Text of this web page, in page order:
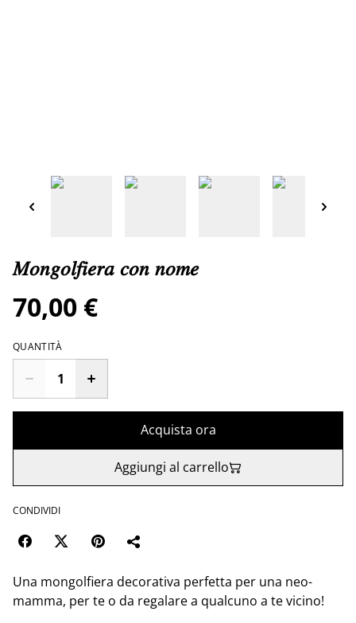
𝑀𝑜𝑛𝑔𝑜𝑙𝑓𝑖𝑒𝑟𝑎 𝑐𝑜𝑛 𝑛𝑜𝑚𝑒
70,00 €
QUANTITÀ
Acquista ora
Aggiungi al carrello
CONDIVIDI
Una mongolfiera decorativa perfetta per una neo-
mamma, per te o da regalare a qualcuno a te vicino!